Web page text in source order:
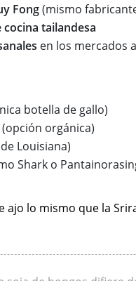
Fong(mismo
cocina tailandesa
en los mercados
botella de gallo)
(opción orgánica)
Louisiana)
Shark o
ajo lo mismo que la